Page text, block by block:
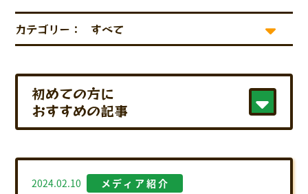
プライバシーポリシー
カテゴリー：
初めての方に
おすすめの記事
2024.02.10 メディア紹介